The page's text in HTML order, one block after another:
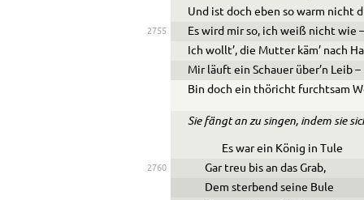
Und ist doch eben so warm nicht
2755
Es wird mir so, ich weiß nicht wie
Ich wollt’, die Mutter käm’ nach
Mir läuft ein Schauer über’n Leib –
Bin doch ein thöricht furchtsam
Sie fängt an zu singen, indem sie
Es war ein König in Tule
2760
Gar treu bis an das Grab,
Dem sterbend seine Bule